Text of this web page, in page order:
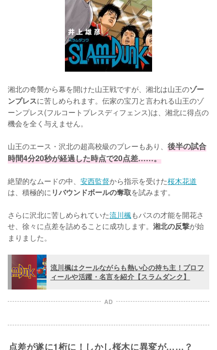
湘北の奇襲から幕を開けた山王戦ですが、湘北は山王のゾー
ンプレスに苦しめられます。伝家の宝刀と言われる山王のゾ
ーンプレス(フルコートプレスディフェンス)は、湘北に得点の
機会を全く与えません。
山王のエース・沢北の超高校級のプレーもあり、 後半の試合
時間4分20秒が経過した時点で20点差……。
絶望的なムードの中、 安西監督から指示を受けた桜木花道
は、積極的に リバウンドボールの奪取を試みます。
さらに沢北に苦しめられていた流川楓もパスの才能を開花さ
せ、徐々に点差を詰めることに成功します。 湘北の反撃が始
まりました。
流川楓はクールながらも熱い心の持ち主！プロフ
ィールや活躍・名言を紹介【スラムダンク】
AD
点差が遂に1桁に！しかし桜木に異変が……？